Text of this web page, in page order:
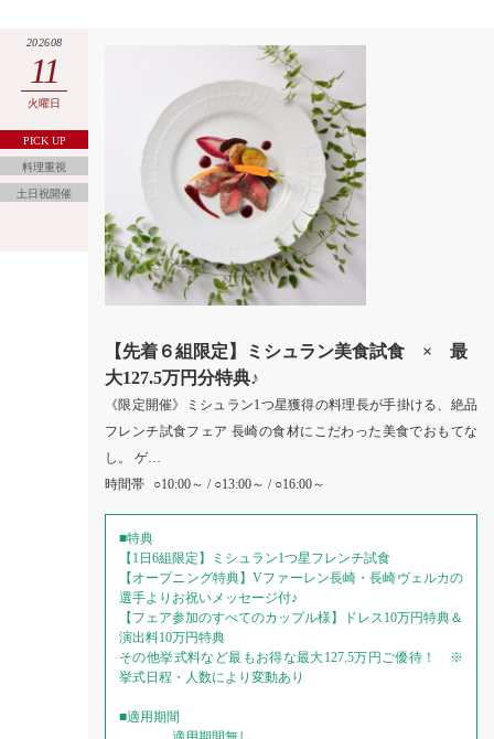
202608
11
火曜日
PICK UP
料理重視
土日祝開催
【先着６組限定】ミシュラン美食試食 × 最
大127.5万円分特典♪
《限定開催》ミシュラン1つ星獲得の料理長が手掛ける、絶品
フレンチ試食フェア 長崎の食材にこだわった美食でおもてな
し。 ゲ…
時間帯
○10:00～ / ○13:00～ / ○16:00～
■特典
【1日6組限定】ミシュラン1つ星フレンチ試食
【オープニング特典】Vファーレン長崎・長崎ヴェルカの
選手よりお祝いメッセージ付♪
【フェア参加のすべてのカップル様】ドレス10万円特典＆
演出料10万円特典
その他挙式料など最もお得な最大127.5万円ご優待！ ※
挙式日程・人数により変動あり
■適用期間